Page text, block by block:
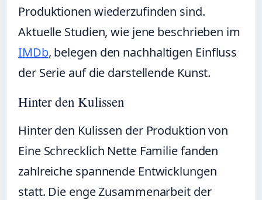
Produktionen wiederzufinden sind.
Aktuelle Studien, wie jene beschrieben im
IMDb, belegen den nachhaltigen Einfluss
der Serie auf die darstellende Kunst.
Hinter den Kulissen
Hinter den Kulissen der Produktion von
Eine Schrecklich Nette Familie fanden
zahlreiche spannende Entwicklungen
statt. Die enge Zusammenarbeit der